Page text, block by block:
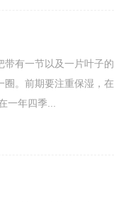
带有一节以及一片叶子的
圈。前期要注重保湿，在
一年四季...